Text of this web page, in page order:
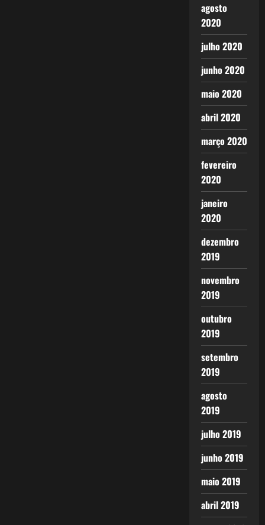
agosto
2020
julho 2020
junho 2020
maio 2020
abril 2020
março 2020
fevereiro
2020
janeiro
2020
dezembro
2019
novembro
2019
outubro
2019
setembro
2019
agosto
2019
julho 2019
junho 2019
maio 2019
abril 2019